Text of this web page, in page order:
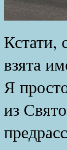
Кстати,
взята
Я
из